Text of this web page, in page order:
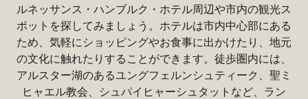
ルネッサンス・ハンブルク・ホテル周辺や市内の観光ス
ポットを探してみましょう。ホテルは市内中心部にある
ため、気軽にショッピングやお食事に出かけたり、地元
の文化に触れたりすることができます。徒歩圏内には、
アルスター湖のあるユングフェルンシュティーク、聖ミ
ヒャエル教会、シュパイヒャーシュタットなど、ラン